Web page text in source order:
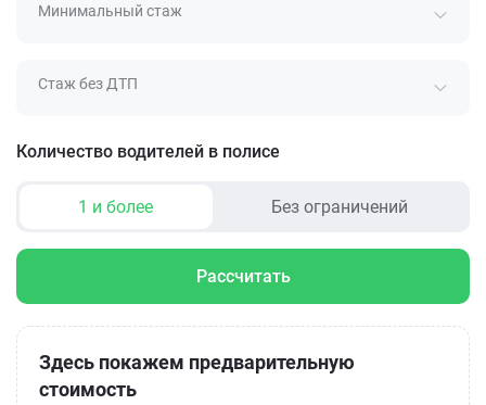
Минимальный стаж
Стаж без ДТП
Количество водителей в полисе
1 и более Без ограничений
Рассчитать
Здесь покажем предварительную
стоимость